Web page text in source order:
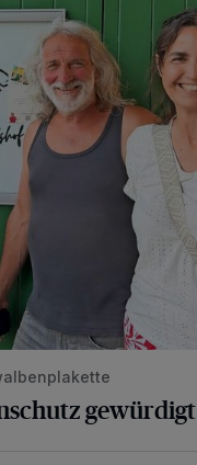
gewürdigt